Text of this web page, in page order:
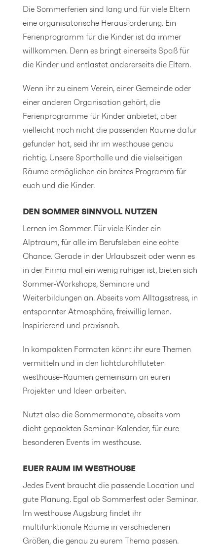
Die Sommerferien sind lang und für viele Eltern
eine organisatorische Herausforderung. Ein
Ferienprogramm für die Kinder ist da immer
willkommen. Denn es bringt einerseits Spaß für
die Kinder und entlastet andererseits die Eltern.
Wenn ihr zu einem Verein, einer Gemeinde oder
einer anderen Organisation gehört, die
Ferienprogramme für Kinder anbietet, aber
vielleicht noch nicht die passenden Räume dafür
gefunden hat, seid ihr im westhouse genau
richtig. Unsere Sporthalle und die vielseitigen
Räume ermöglichen ein breites Programm für
euch und die Kinder.
DEN SOMMER SINNVOLL NUTZEN
Lernen im Sommer. Für viele Kinder ein
Alptraum, für alle im Berufsleben eine echte
Chance. Gerade in der Urlaubszeit oder wenn es
in der Firma mal ein wenig ruhiger ist, bieten sich
Sommer-Workshops, Seminare und
Weiterbildungen an. Abseits vom Alltagsstress, in
entspannter Atmosphäre, freiwillig lernen.
Inspirierend und praxisnah.
In kompakten Formaten könnt ihr eure Themen
vermitteln und in den lichtdurchfluteten
westhouse-Räumen gemeinsam an euren
Projekten und Ideen arbeiten.
Nutzt also die Sommermonate, abseits vom
dicht gepackten Seminar-Kalender, für eure
besonderen Events im westhouse.
EUER RAUM IM WESTHOUSE
Jedes Event braucht die passende Location und
gute Planung. Egal ob Sommerfest oder Seminar.
Im westhouse Augsburg findet ihr
multifunktionale Räume in verschiedenen
Größen, die genau zu eurem Thema passen.